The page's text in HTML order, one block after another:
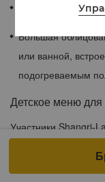
Потрясающие
Большая
или ванной,
подогреваемым
Детское меню
Участники Shangri-
2 детей (в